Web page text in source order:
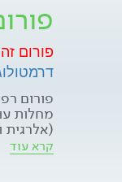
פורום
פורום
מחלות
(אלרגית
גידולי
מחלות
קרא עוד